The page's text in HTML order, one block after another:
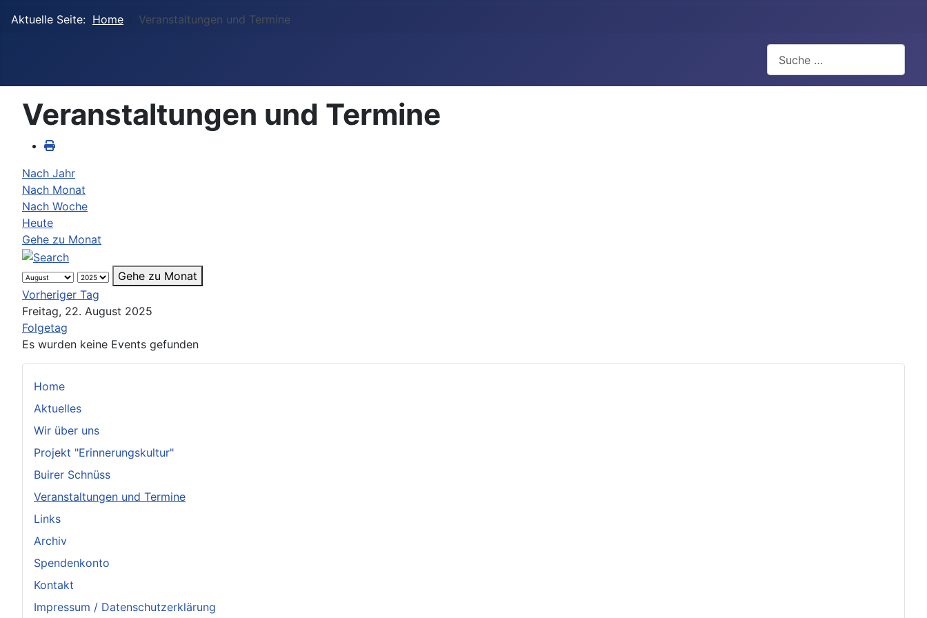
Aktuelle Seite: Home Veranstaltungen und Termine
Home
Aktuelles
Wir über uns
Projekt "Erinnerungskultur"
Buirer Schnüss
Veranstaltungen und Termine
Links
Archiv
Spendenkonto
Kontakt
Impressum / Datenschutzerklärung
Veranstaltungen und Termine
Nach Jahr
Nach Monat
Nach Woche
Heute
Gehe zu Monat
Gehe zu Monat
Vorheriger Tag
Freitag, 22. August 2025
Folgetag
Es wurden keine Events gefunden